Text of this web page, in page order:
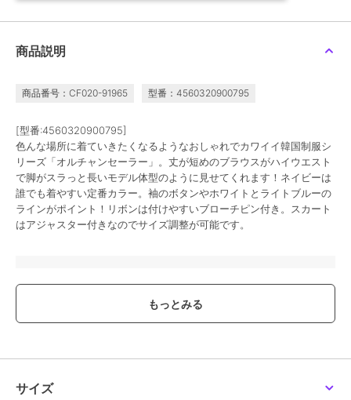
商品説明
商品番号：CF020-91965 型番：4560320900795
[型番:4560320900795]
色んな場所に着ていきたくなるようなおしゃれでカワイイ韓国制服シ
リーズ「オルチャンセーラー」。丈が短めのブラウスがハイウエスト
で脚がスラっと長いモデル体型のように見せてくれます！ネイビーは
誰でも着やすい定番カラー。袖のボタンやホワイトとライトブルーの
ラインがポイント！リボンは付けやすいブローチピン付き。スカート
はアジャスター付きなのでサイズ調整が可能です。
Maris Japan
商品カテゴリ その他ファッション ／コスプレ
サイズ